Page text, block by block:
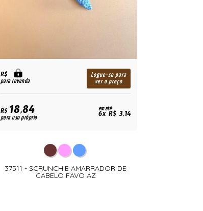
R$
para revenda
Logue-se para
ver o preço
R$18,84
para uso próprio
em até
6x R$ 3,14
37511 - SCRUNCHIE AMARRADOR DE
CABELO FAVO AZ